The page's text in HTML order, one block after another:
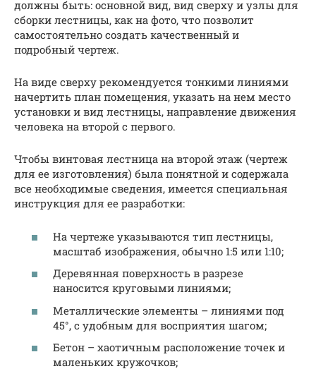
должны быть: основной вид, вид сверху и узлы для
сборки лестницы, как на фото, что позволит
самостоятельно создать качественный и
подробный чертеж.
На виде сверху рекомендуется тонкими линиями
начертить план помещения, указать на нем место
установки и вид лестницы, направление движения
человека на второй с первого.
Чтобы винтовая лестница на второй этаж (чертеж
для ее изготовления) была понятной и содержала
все необходимые сведения, имеется специальная
инструкция для ее разработки:
На чертеже указываются тип лестницы,
масштаб изображения, обычно 1:5 или 1:10;
Деревянная поверхность в разрезе
наносится круговыми линиями;
Металлические элементы – линиями под
45°, с удобным для восприятия шагом;
Бетон – хаотичным расположение точек и
маленьких кружочков;